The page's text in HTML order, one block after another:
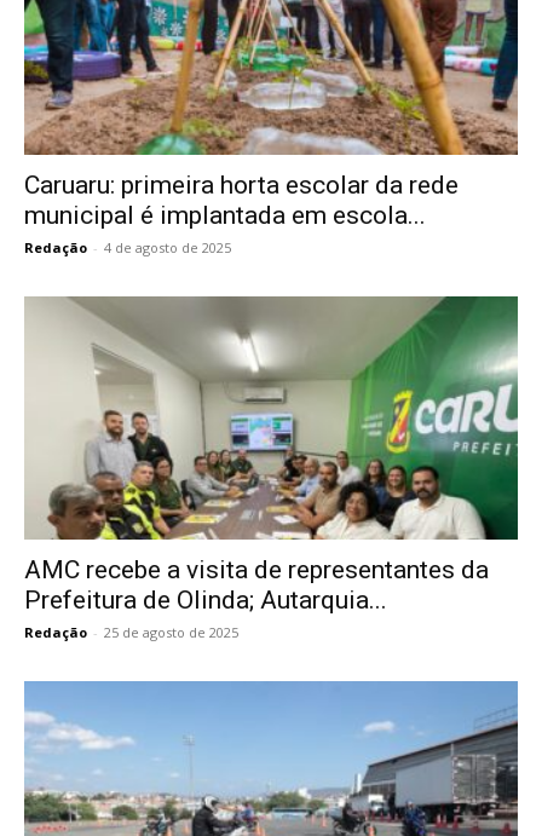
Caruaru: primeira horta escolar da rede
municipal é implantada em escola...
Redação - 4 de agosto de 2025
AMC recebe a visita de representantes da
Prefeitura de Olinda; Autarquia...
Redação - 25 de agosto de 2025